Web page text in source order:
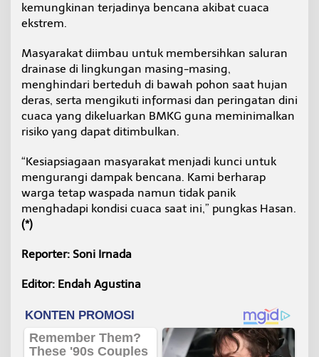
kemungkinan terjadinya bencana akibat cuaca
ekstrem.
Masyarakat diimbau untuk membersihkan saluran
drainase di lingkungan masing-masing,
menghindari berteduh di bawah pohon saat hujan
deras, serta mengikuti informasi dan peringatan dini
cuaca yang dikeluarkan BMKG guna meminimalkan
risiko yang dapat ditimbulkan.
“Kesiapsiagaan masyarakat menjadi kunci untuk
mengurangi dampak bencana. Kami berharap
warga tetap waspada namun tidak panik
menghadapi kondisi cuaca saat ini,” pungkas Hasan.
(*)
Reporter: Soni Irnada
Editor: Endah Agustina